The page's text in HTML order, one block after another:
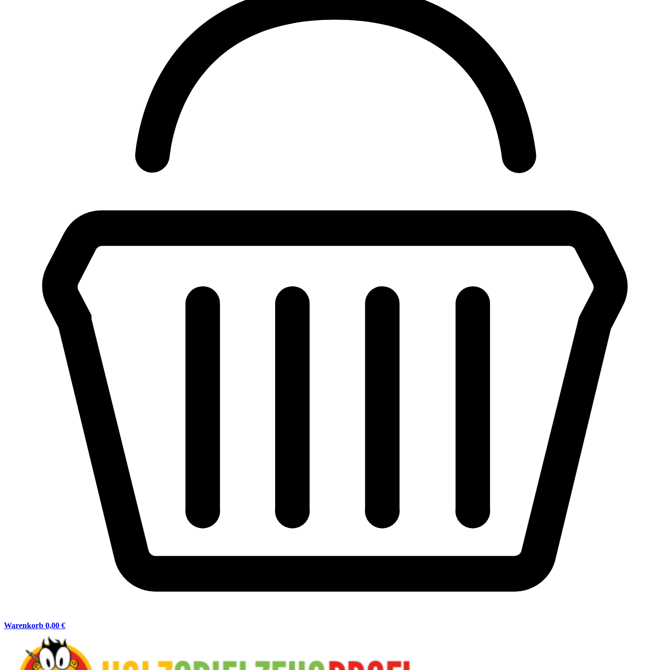
Warenkorb 0,00 €